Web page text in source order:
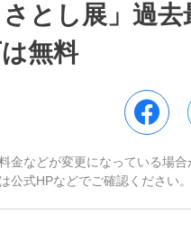
さとし展」過
無料
金などが変更になっている場合
公式HPなどでご確認ください。